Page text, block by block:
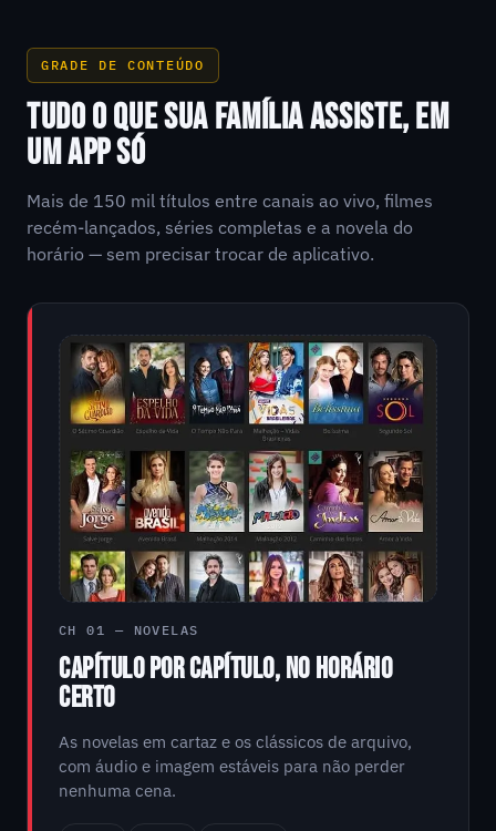
GRADE DE CONTEÚDO
TUDO O QUE SUA FAMÍLIA ASSISTE, EM
UM APP SÓ
Mais de 150 mil títulos entre canais ao vivo, filmes
recém-lançados, séries completas e a novela do
horário — sem precisar trocar de aplicativo.
CH 01 — NOVELAS
CAPÍTULO POR CAPÍTULO, NO HORÁRIO
CERTO
As novelas em cartaz e os clássicos de arquivo,
com áudio e imagem estáveis para não perder
nenhuma cena.